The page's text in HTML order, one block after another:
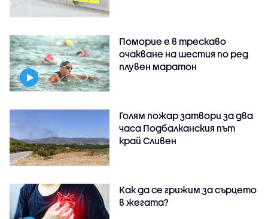
Поморие е в трескаво
очакване на шестия по ред
плувен маратон
Голям пожар затвори за два
часа Подбалканския път
край Сливен
Как да се грижим за сърцето
в жегата?